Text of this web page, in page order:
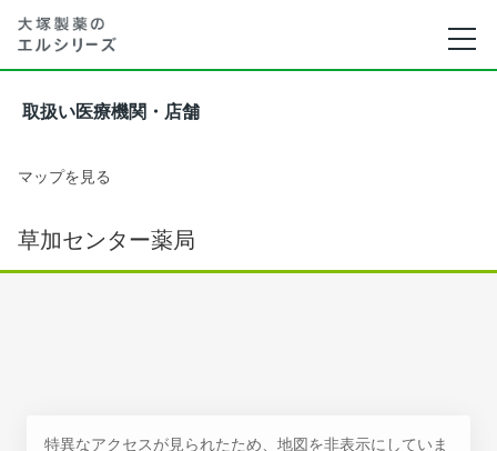
取扱い医療機関・店舗
マップを見る
草加センター薬局
特異なアクセスが見られたため、地図を非表示にしていま